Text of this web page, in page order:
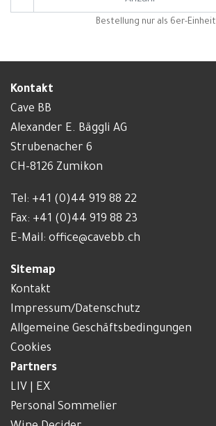
Bestellung nur als 6er-Einheit
Kontakt
Cave BB
Alexander E. Bäggli AG
Strubenacher 6
CH-8126 Zumikon
Tel: +41 (0)44 919 88 22
Fax: +41 (0)44 919 88 23
E-Mail: office@cavebb.ch
Sitemap
Kontakt
Impressum/Datenschutz
Allgemeine Geschäftsbedingungen
Cookies
Partners
LIV | EX
Personal Sommelier